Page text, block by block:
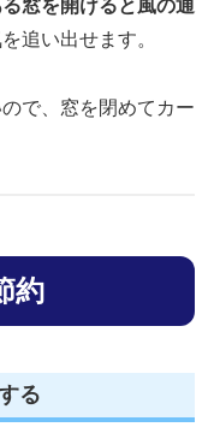
窓を開けると風の通
追い出せます。
で、窓を閉めてカー
約
る